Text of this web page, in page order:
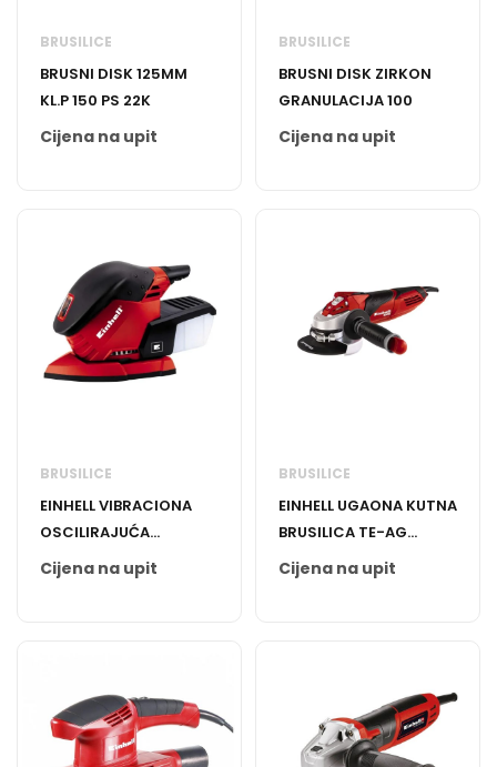
BRUSILICE
BRUSNI DISK 125MM
KL.P 150 PS 22K
Cijena na upit
BRUSILICE
BRUSNI DISK ZIRKON
GRANULACIJA 100
Cijena na upit
BRUSILICE
EINHELL VIBRACIONA
OSCILIRAJUĆA
BRUSILICA TE-OS 1320
Cijena na upit
BRUSILICE
EINHELL UGAONA KUTNA
BRUSILICA TE-AG
125/750
Cijena na upit